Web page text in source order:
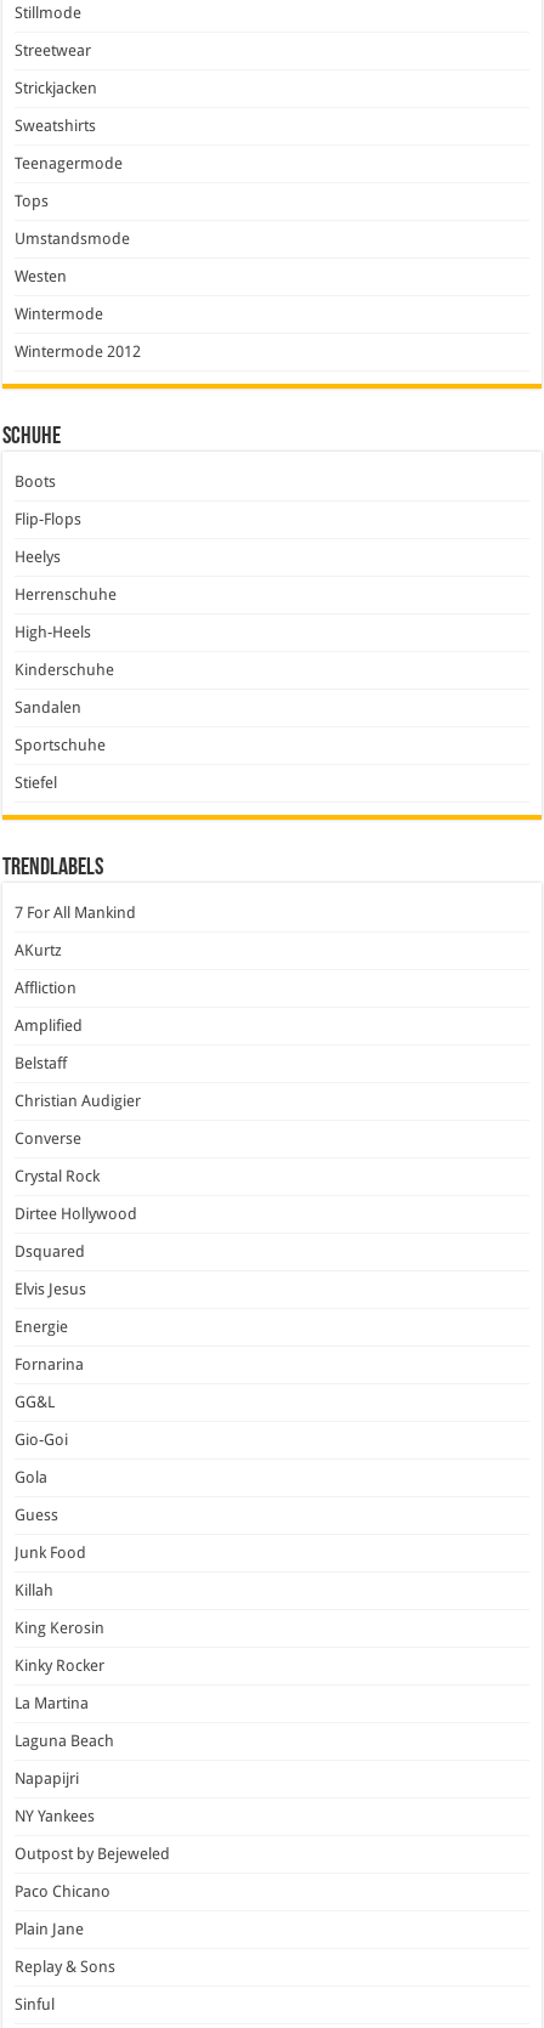
Stillmode
Streetwear
Strickjacken
Sweatshirts
Teenagermode
Tops
Umstandsmode
Westen
Wintermode
Wintermode 2012
Schuhe
Boots
Flip-Flops
Heelys
Herrenschuhe
High-Heels
Kinderschuhe
Sandalen
Sportschuhe
Stiefel
Trendlabels
7 For All Mankind
AKurtz
Affliction
Amplified
Belstaff
Christian Audigier
Converse
Crystal Rock
Dirtee Hollywood
Dsquared
Elvis Jesus
Energie
Fornarina
GG&L
Gio-Goi
Gola
Guess
Junk Food
Killah
King Kerosin
Kinky Rocker
La Martina
Laguna Beach
Napapijri
NY Yankees
Outpost by Bejeweled
Paco Chicano
Plain Jane
Replay & Sons
Sinful